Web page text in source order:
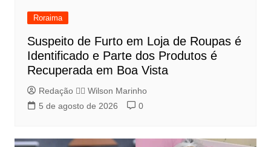
Roraima
Suspeito de Furto em Loja de Roupas é
Identificado e Parte dos Produtos é
Recuperada em Boa Vista
Redação 👨‍⚖️​ Wilson Marinho
5 de agosto de 2026
0